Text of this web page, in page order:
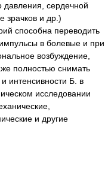
давления, сердечной
зрачков и др.)
способна переводить
в болевые и при
возбуждение,
полностью снимать
интенсивности Б. в
исследовании
и другие